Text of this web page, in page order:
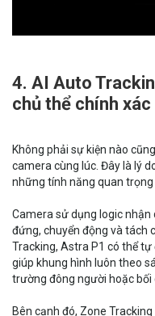
4. AI Auto
chủ thể chính xác
Không phải sự kiện nào
camera cùng lúc. Đây là lý
những tính năng quan
Camera sử dụng logic
đứng, chuyển động và tách
Tracking, Astra P1 có thể
giúp khung hình luôn theo
trường đông người hoặc bối
Bên cạnh đó, Zone